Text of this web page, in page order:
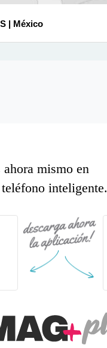
| México
ahora mismo en
inteligente.